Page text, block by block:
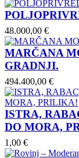
48.000,00 €
MARČANA
GRADNJI.
494.400,00 €
ISTRA,
DO MORA,
1,00 €